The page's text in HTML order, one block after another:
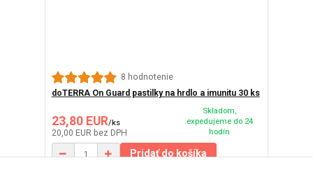
8 hodnotenie
doTERRA On Guard pastilky na hrdlo a imunitu 30 ks
23,80 EUR/ks
20,00 EUR bez DPH
Skladom,
expedujeme do 24
hodín
Pridať do košíka